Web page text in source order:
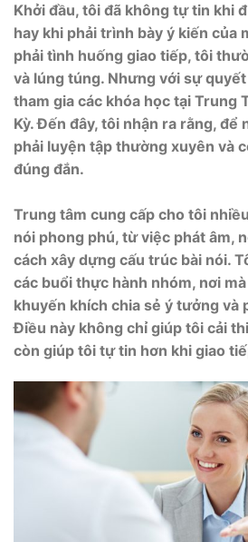
Khởi đầu, tôi đã không tự tin khi
hay khi phải trình bày ý kiến của
phải tình huống giao tiếp, tôi
và lúng túng. Nhưng với sự
tham gia các khóa học tại Trung
Kỳ. Đến đây, tôi nhận ra rằng, để
phải luyện tập thường xuyên và
đúng đắn.
Trung tâm cung cấp cho tôi
nói phong phú, từ việc phát âm,
cách xây dựng cấu trúc bài nói.
các buổi thực hành nhóm, nơi
khuyến khích chia sẻ ý tưởng và
Điều này không chỉ giúp tôi cải
còn giúp tôi tự tin hơn khi giao